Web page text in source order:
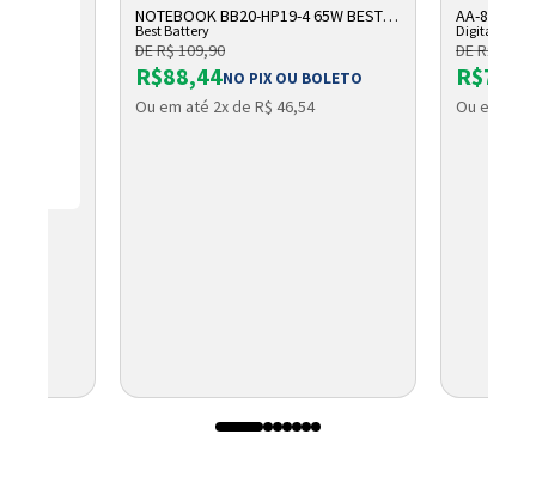
NOTEBOOK BB20-HP19-4 65W BEST
BATTERY
Best Battery
DE R$ 109,90
R$88,44NO PIX OU BOLETO
Ou em até 2x de R$ 46,54
AA-805
Digitador
DE R$
Ou em até